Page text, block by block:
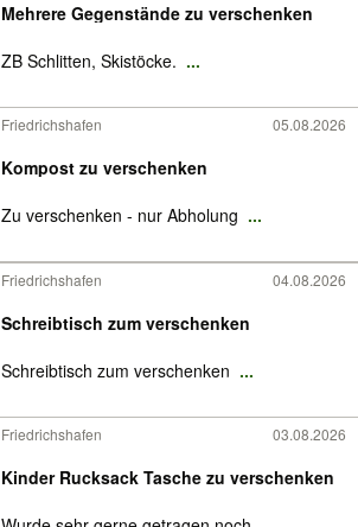
Mehrere Gegenstände zu verschenken
ZB Schlitten, Skistöcke. ...
Friedrichshafen 05.08.2026
Kompost zu verschenken
Zu verschenken - nur Abholung ...
Friedrichshafen 04.08.2026
Schreibtisch zum verschenken
Schreibtisch zum verschenken ...
Friedrichshafen 03.08.2026
Kinder Rucksack Tasche zu verschenken